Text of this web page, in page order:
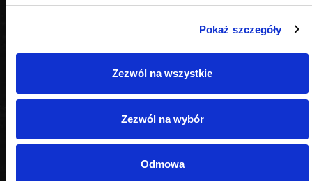
Pokaż szczegóły
Zezwól na wszystkie
Zezwól na wybór
Odmowa